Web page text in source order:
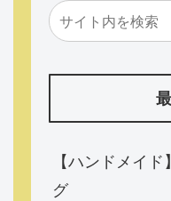
【ハンドメイ
グ